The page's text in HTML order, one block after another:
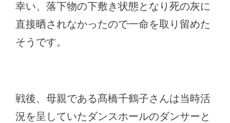
幸い、落下物の下敷き状態となり死の灰に
直接晒されなかったので一命を取り留めた
そうです。
戦後、母親である髙橋千鶴子さんは当時活
況を呈していたダンスホールのダンサーと